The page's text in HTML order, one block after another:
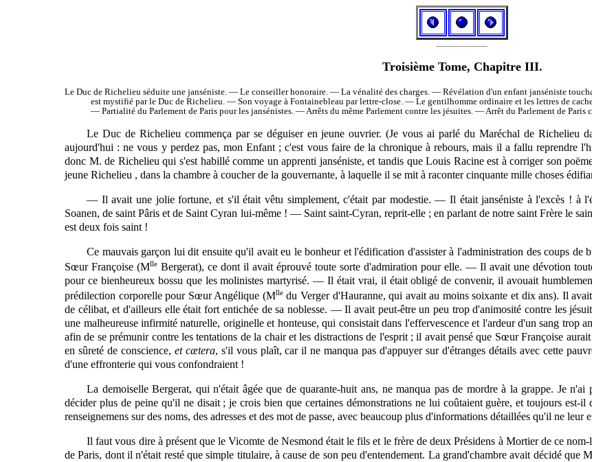
Troisième Tome, Chapitre III.
Le Duc de Richelieu séduite une janséniste. — Le conseiller honoraire. — La vénalité des charges. — Révélation d'un enfant janséniste
est mystifié par le Duc de Richelieu. — Son voyage à Fontainebleau par lettre-close. — Le gentilhomme ordinaire et les lettres de
— Partialité du Parlement de Paris pour les jansénistes. — Arrêts du même Parlement contre les jésuites. — Arrêt du Parlement de Paris
Le Duc de Richelieu commença par se déguiser en jeune ouvrier. (Je vous ai parlé du Maréchal de Richelieu
aujourd'hui : ne vous y perdez pas, mon Enfant ; c'est vous faire de la chronique à rebours, mais il a fallu reprendre
donc M. de Richelieu qui s'est habillé comme un apprenti janséniste, et tandis que Louis Racine est à corriger son
jeune Richelieu , dans la chambre à coucher de la gouvernante, à laquelle il se mit à raconter cinquante mille choses
— Il avait une jolie fortune, et s'il était vêtu simplement, c'était par modestie. — Il étaitjanséniste à l'excès ! à
Soanen, de saint Pâris et de Saint Cyran lui-même ! — Saint saint-Cyran, reprit-elle ; en parlant de notre saint Frère le
est deux fois saint !
Ce mauvais garçon lui dit ensuite qu'il avait eu le bonheur et l'édification d'assister à l'administration des coups de
Sœur Françoise (Mlle Bergerat), ce dont il avait éprouvé toute sorte d'admiration pour elle. — Il avait une dévotion
pour ce bienheureux bossu que les molinistes martyrisé. — Il était vrai, il était obligé de convenir, il avouait
prédilection corporelle pour Sœur Angélique (Mlledu Verger d'Hauranne, qui avait au moins soixante et dix ans). Il
de célibat, et d'ailleurs elle était fort entichée de sa noblesse. — Il avait peut-être un peu trop d'animosité contre les
une malheureuse infirmité naturelle, originelle et honteuse, qui consistait dans l'effervescence et l'ardeur d'un sang trop
afin de se prémunir contre les tentations de la chair et les distractions de l'esprit ; il avait pensé que Sœur Françoise
en sûreté de conscience, et cætera, s'il vous plaît, car il ne manqua pas d'appuyer sur d'étranges détails avec cette
d'une effronterie qui vous confondraient !
La demoiselle Bergerat, qui n'était âgée que de quarante-huit ans, ne manqua pas de mordre à la grappe. Je
décider plus de peine qu'il ne disait ; je crois bien que certaines démonstrations ne lui coûtaient guère, et toujours est-
renseignemens sur des noms, des adresses et des mot de passe, avec beaucoup plus d'informations détaillées qu'il ne leur
Il faut vous dire à présent que le Vicomte de Nesmond était le fils et le frère de deux Présidens à Mortier de ce
de Paris, dont il n'était resté que simple titulaire, à cause de son peu d'entendement. La grand'chambre avait décidé que